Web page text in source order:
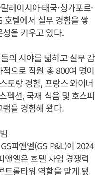
레이시아·태국·싱가포르·
호텔에서 실무 경험을 쌓
을 키우고 있다.
의 시야를 넓히고 실무 감
으로 직원 총 800여 명이
토랑 경험, 프랑스 와이너
펙션, 국재 식음 및 호스피
을 경험해 왔다.
피앤엘(GS P&L)이 2024
앤엘은 호텔 사업 경쟁력
트롤타워 역할을 맡게 됐